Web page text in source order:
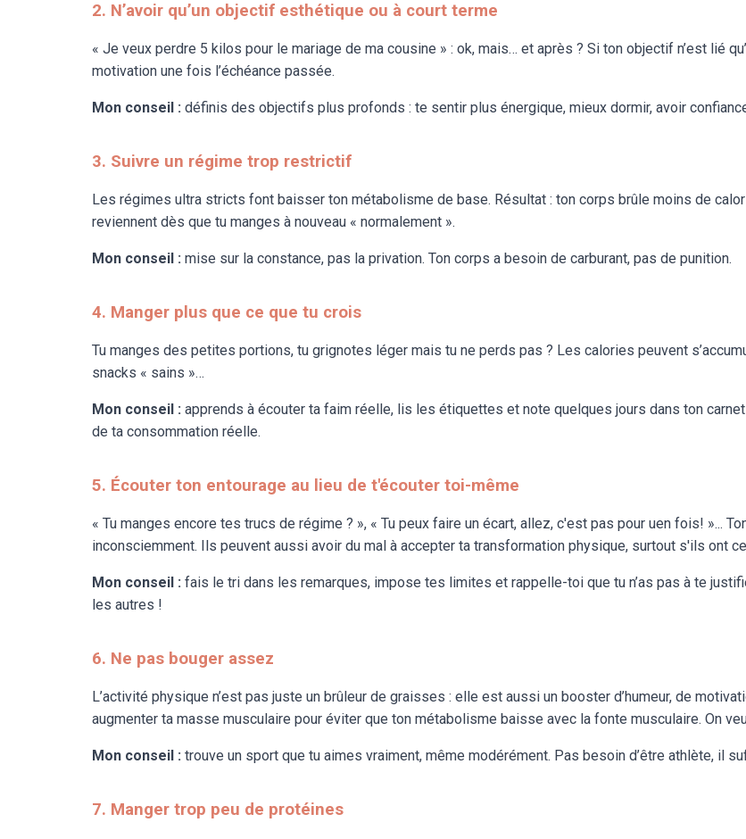
2. N’avoir qu’un objectif esthétique ou à court terme
« Je veux perdre 5 kilos pour le mariage de ma cousine » : ok, mais… et après ? Si ton objectif n’est lié
motivation une fois l’échéance passée.
Mon conseil : définis des objectifs plus profonds : te sentir plus énergique, mieux dormir, avoir
3. Suivre un régime trop restrictif
Les régimes ultra stricts font baisser ton métabolisme de base. Résultat : ton corps brûle moins de
reviennent dès que tu manges à nouveau « normalement ».
Mon conseil : mise sur la constance, pas la privation. Ton corps a besoin de carburant, pas de punition.
4. Manger plus que ce que tu crois
Tu manges des petites portions, tu grignotes léger mais tu ne perds pas ? Les calories peuvent
snacks « sains »…
Mon conseil : apprends à écouter ta faim réelle, lis les étiquettes et note quelques jours dans ton
de ta consommation réelle.
5. Écouter ton entourage au lieu de t'écouter toi-même
« Tu manges encore tes trucs de régime ? », « Tu peux faire un écart, allez, c'est pas pour uen fois! »...
inconsciemment. Ils peuvent aussi avoir du mal à accepter ta transformation physique, surtout s'ils ont
Mon conseil : fais le tri dans les remarques, impose tes limites et rappelle-toi que tu n’as pas à te
les autres !
6. Ne pas bouger assez
L’activité physique n’est pas juste un brûleur de graisses : elle est aussi un booster d’humeur, de
augmenter ta masse musculaire pour éviter que ton métabolisme baisse avec la fonte musculaire. On
Mon conseil : trouve un sport que tu aimes vraiment, même modérément. Pas besoin d’être athlète, il
7. Manger trop peu de protéines